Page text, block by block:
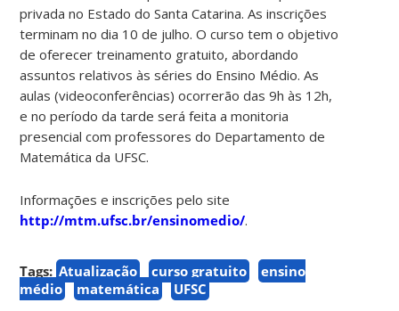
privada no Estado do Santa Catarina. As inscrições
terminam no dia 10 de julho. O curso tem o objetivo
de oferecer treinamento gratuito, abordando
assuntos relativos às séries do Ensino Médio. As
aulas (videoconferências) ocorrerão das 9h às 12h,
e no período da tarde será feita a monitoria
presencial com professores do Departamento de
Matemática da UFSC.
Informações e inscrições pelo site
http://mtm.ufsc.br/ensinomedio/.
Tags: Atualização curso gratuito
ensino
médio
matemática UFSC